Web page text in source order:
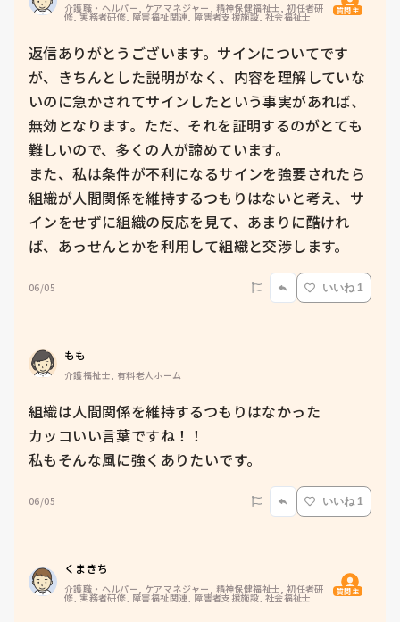
介護職・ヘルパー, ケアマネジャー, 精神保健福祉士, 初任者研
修, 実務者研修, 障害福祉関連, 障害者支援施設, 社会福祉士 質問主
返信ありがとうございます。サインについてです
が、きちんとした説明がなく、内容を理解していな
いのに急かされてサインしたという事実があれば、
無効となります。ただ、それを証明するのがとても
難しいので、多くの人が諦めています。
また、私は条件が不利になるサインを強要されたら
組織が人間関係を維持するつもりはないと考え、サ
インをせずに組織の反応を見て、あまりに酷けれ
ば、あっせんとかを利用して組織と交渉します。
06/05 いいね 1
もも
介護福祉士, 有料老人ホーム
組織は人間関係を維持するつもりはなかった
カッコいい言葉ですね！！
私もそんな風に強くありたいです。
06/05 いいね 1
くまきち
介護職・ヘルパー, ケアマネジャー, 精神保健福祉士, 初任者研
修, 実務者研修, 障害福祉関連, 障害者支援施設, 社会福祉士 質問主